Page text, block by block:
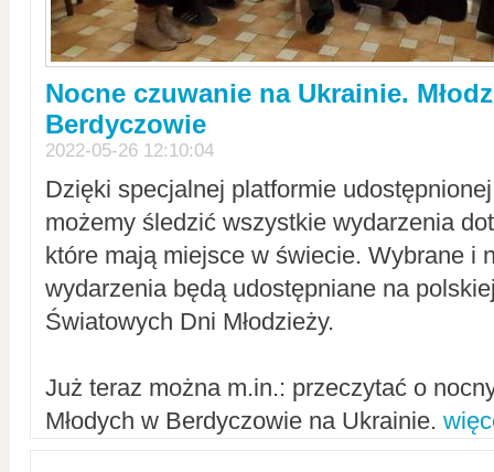
Nocne czuwanie na Ukrainie.
Berdyczowie
2022-05-26 12:10:04
Dzięki specjalnej platformie
możemy śledzić wszystkie wydarzenia
które mają miejsce w świecie. Wybrane i
wydarzenia będą udostępniane na
Światowych Dni Młodzieży.
Już teraz można m.in.: przeczytać o
Młodych w Berdyczowie na Ukrainie.